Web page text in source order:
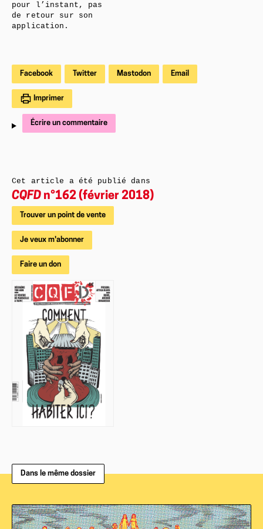
pour l’instant, pas
de retour sur son
application.
Facebook Twitter Mastodon Email
Imprimer
Écrire un commentaire
Cet article a été publié dans
CQFD n°162 (février 2018)
Trouver un point de vente
Je veux m'abonner
Faire un don
Dans le même dossier